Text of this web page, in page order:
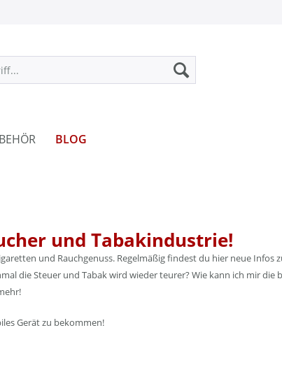
BLOG
und Tabakindustrie!
und Rauchgenuss. Regelmäßig findest du hier neue Infos
die Steuer und Tabak wird wieder teurer? Wie kann ich mir die
Gerät zu bekommen!